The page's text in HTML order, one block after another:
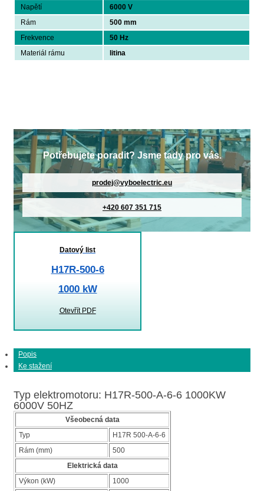
Napětí
6000 V
Rám
500 mm
Frekvence
50 Hz
Materiál rámu
litina
Potřebujete poradit? Jsme tady pro vás.
prodej@vyboelectric.eu
+420 607 351 715
Datový list
H17R-500-6
1000 kW
Otevřít PDF
Popis
Ke stažení
Typ elektromotoru: H17R-500-A-6-6 1000KW
6000V 50HZ
Všeobecná data
Typ
H17R 500-A-6-6
Rám (mm)
500
Elektrická data
Výkon (kW)
1000